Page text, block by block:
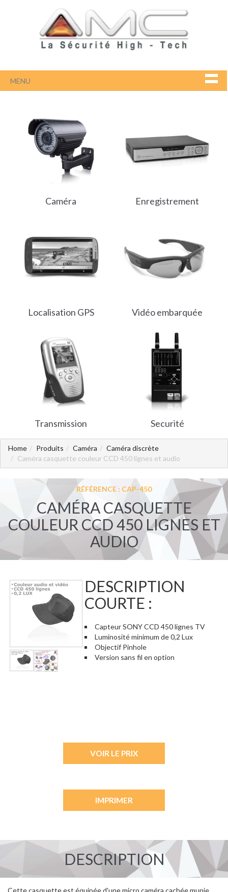
MENU
Caméra Enregistrement
Localisation GPS Vidéo embarquée
Transmission Securité
Home Produits Caméra
Caméra discrète
Caméra casquette couleur CCD 450 lignes et audio
RÉFÉRENCE : CAP-450
CAMÉRA CASQUETTE
COULEUR CCD 450 LIGNES ET
AUDIO
DESCRIPTION
COURTE :
Capteur SONY CCD 450 lignes TV
Luminosité minimum de 0,2 Lux
Objectif Pinhole
Version sans fil en option
VOIR LE PRIX
IMPRIMER
DESCRIPTION